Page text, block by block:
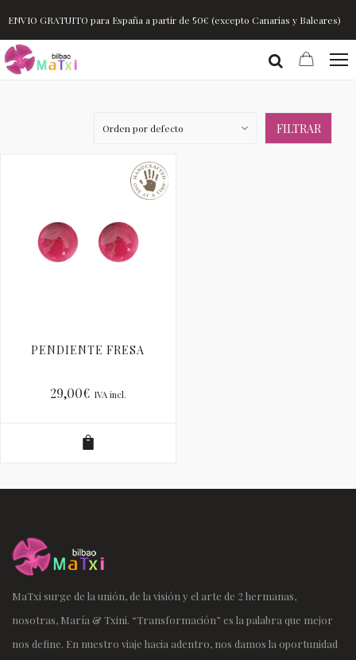
ENVIO GRATUITO para España a partir de 50€ (excepto Canarias y Baleares)
FILTRAR
PENDIENTE FRESA
29,00€ IVA incl.
MaTxi surge de la unión, de la visión y el arte de 2 hermanas,
nosotras, María & Txini. “Transformación” es la palabra que mejor
nos define. En nuestro viaje hacia adentro, nos damos la oportunidad